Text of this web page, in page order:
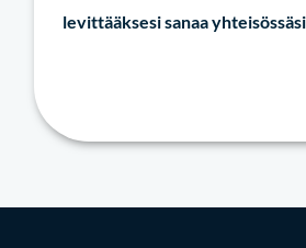
levittääksesi sanaa